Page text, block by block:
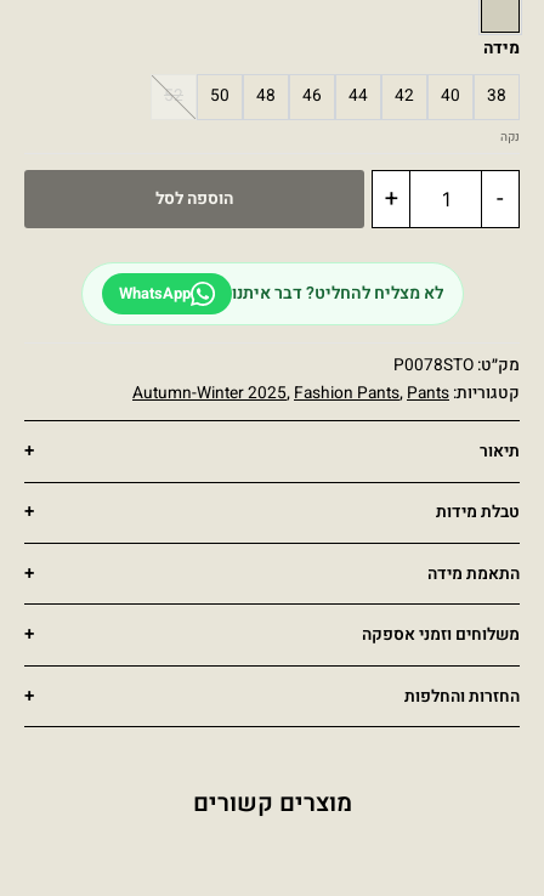
מידה
38
40
42
44
46
48
50
52
נקה
-
+ הוספה לסל
לא מצליח להחליט? דבר איתנו WhatsApp
מק״ט: P0078STO
קטגוריות:
Autumn-Winter 2025, Fashion Pants, Pants
תיאור
טבלת מידות
התאמת מידה
משלוחים וזמני אספקה
החזרות והחלפות
מוצרים קשורים